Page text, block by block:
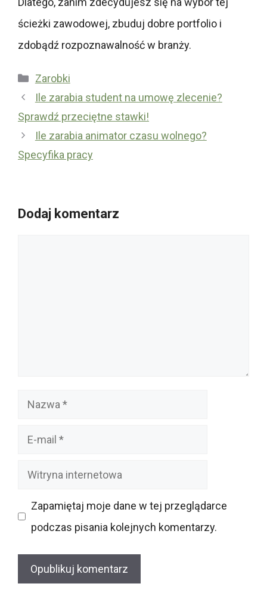
ścieżki zawodowej, zbuduj dobre portfolio i
zdobądź rozpoznawalność w branży.
Kategorie
Zarobki
Ile zarabia student na umowę zlecenie?
Sprawdź przeciętne stawki!
Ile zarabia animator czasu wolnego?
Specyfika pracy
Dodaj komentarz
Nazwa
Witryna
Zapamiętaj moje dane w tej przeglądarce
podczas pisania kolejnych komentarzy.